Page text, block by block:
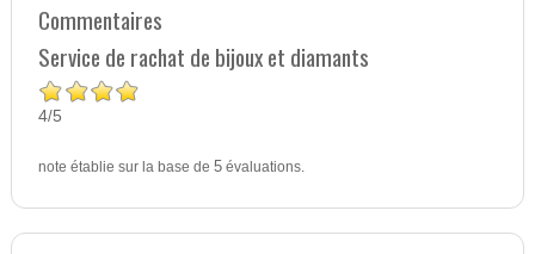
Commentaires
Service de rachat de bijoux et diamants
4/5
note établie sur la base de 5évaluations.